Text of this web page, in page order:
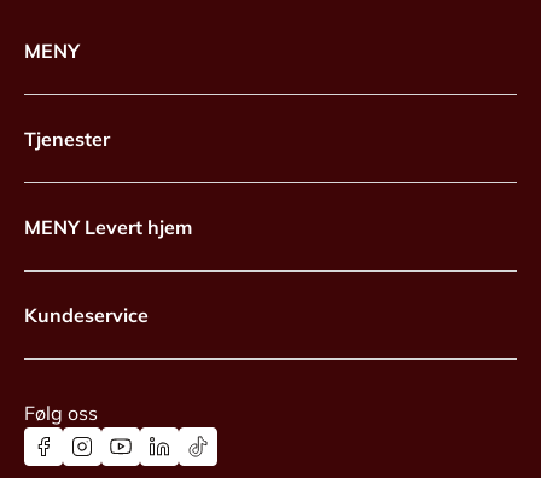
MENY
Tjenester
MENY Levert hjem
Kundeservice
Følg oss